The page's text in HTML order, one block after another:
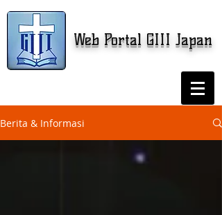
Web Portal GIII Japan
Berita & Informasi